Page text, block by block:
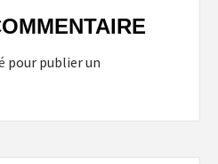
pour publier un